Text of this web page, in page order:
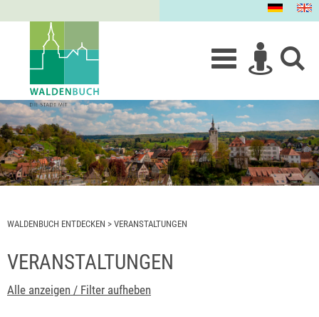
WALDENBUCH ENTDECKEN > VERANSTALTUNGEN
VERANSTALTUNGEN
Alle anzeigen / Filter aufheben